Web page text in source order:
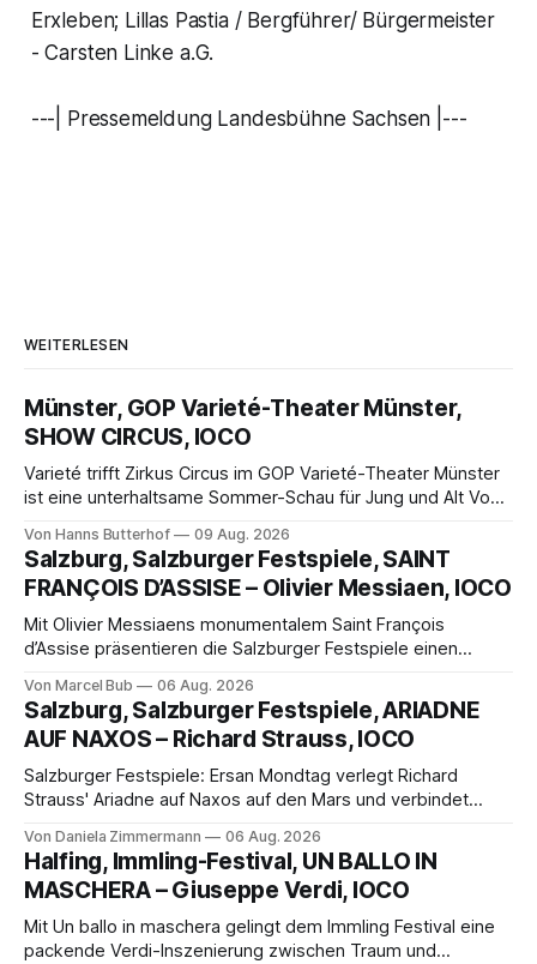
Erxleben; Lillas Pastia / Bergführer/ Bürgermeister
- Carsten Linke a.G.
---| Pressemeldung Landesbühne Sachsen |---
WEITERLESEN
Münster, GOP Varieté-Theater Münster,
SHOW CIRCUS, IOCO
Varieté trifft Zirkus Circus im GOP Varieté-Theater Münster
ist eine unterhaltsame Sommer-Schau für Jung und Alt Von
Münster der Vorhang zur neuen Show Circus hebt, erkundet
wohl auch eine junge Frau, wie es ist, wenn der Zirkus ins
Varieté kommt.
Von Hanns Butterhof 09 Aug. 2026
Salzburg, Salzburger Festspiele, SAINT
FRANÇOIS D’ASSISE – Olivier Messiaen, IOCO
Mit Olivier Messiaens monumentalem Saint François
d’Assise präsentieren die Salzburger Festspiele einen
eine bildgewaltige Inszenierung, Maxime Pascal entfaltet
die komplexe Partitur eindrucksvoll, Philippe Sly berührt als
Franziskus.
Von Marcel Bub 06 Aug. 2026
Salzburg, Salzburger Festspiele, ARIADNE
AUF NAXOS – Richard Strauss, IOCO
Salzburger Festspiele: Ersan Mondtag verlegt Richard
Strauss' Ariadne auf Naxos auf den Mars und verbindet
Aufführung mit starken Solisten und den Wiener
Philharmonikern, szenisch bleibt der zweite Akt jedoch
hinter den Erwartungen zurück.
Von Daniela Zimmermann 06 Aug. 2026
Halfing, Immling-Festival, UN BALLO IN
MASCHERA – Giuseppe Verdi, IOCO
Mit Un ballo in maschera gelingt dem Immling Festival eine
packende Verdi-Inszenierung zwischen Traum und